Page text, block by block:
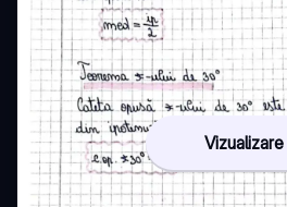
Vizualizare